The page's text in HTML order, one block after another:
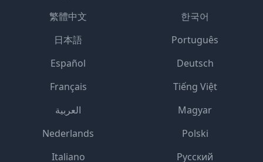
繁體中文
한국어
日本語
Português
Español
Deutsch
Français
Tiếng Việt
العربية
Magyar
Nederlands
Polski
Italiano
Русский